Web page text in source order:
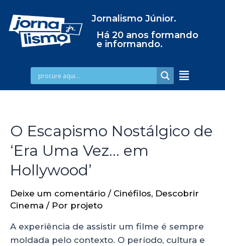
Jornalismo Júnior.
Há 20 anos formando
e informando.
O Escapismo Nostálgico de
‘Era Uma Vez… em
Hollywood’
Deixe um comentário / Cinéfilos, Descobrir
Cinema / Por projeto
A experiência de assistir um filme é sempre
moldada pelo contexto. O período, cultura e